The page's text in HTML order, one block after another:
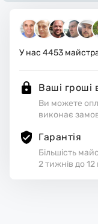
конавці стежать за
У нас 4453
Ваші гроші
Ви можете
виконає
Гарантія
Більшість
2 тижнів до 12